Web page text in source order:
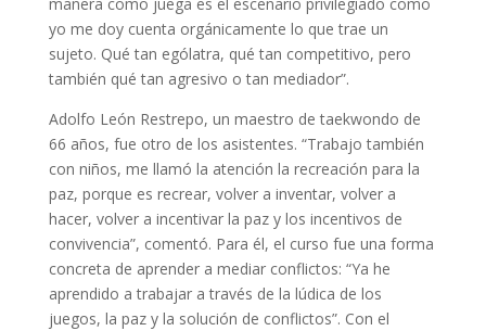
yo me doy cuenta orgánicamente lo que trae un
sujeto. Qué tan ególatra, qué tan competitivo, pero
también qué tan agresivo o tan mediador”.
Adolfo León Restrepo, un maestro de taekwondo de
66 años, fue otro de los asistentes. “Trabajo también
con niños, me llamó la atención la recreación para la
paz, porque es recrear, volver a inventar, volver a
hacer, volver a incentivar la paz y los incentivos de
convivencia”, comentó. Para él, el curso fue una forma
concreta de aprender a mediar conflictos: “Ya he
aprendido a trabajar a través de la lúdica de los
juegos, la paz y la solución de conflictos”. Con el